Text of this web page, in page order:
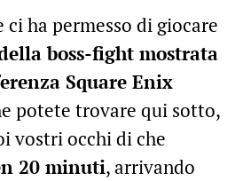
ha permesso di giocare
boss-fight mostrata
Square Enix
potete trovare qui sotto,
vostri occhi di che
20 minuti, arrivando